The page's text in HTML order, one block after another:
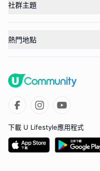
社群主題
熱門地點
下載 U Lifestyle應用程式